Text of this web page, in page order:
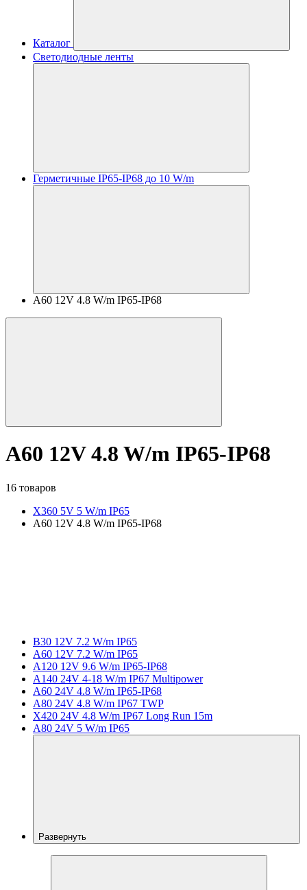
Каталог
Светодиодные ленты
Герметичные IP65-IP68 до 10 W/m
A60 12V 4.8 W/m IP65-IP68
A60 12V 4.8 W/m IP65-IP68
16 товаров
X360 5V 5 W/m IP65
A60 12V 4.8 W/m IP65-IP68
B30 12V 7.2 W/m IP65
A60 12V 7.2 W/m IP65
A120 12V 9.6 W/m IP65-IP68
A140 24V 4-18 W/m IP67 Multipower
A60 24V 4.8 W/m IP65-IP68
A80 24V 4.8 W/m IP67 TWP
X420 24V 4.8 W/m IP67 Long Run 15m
A80 24V 5 W/m IP65
Развернуть